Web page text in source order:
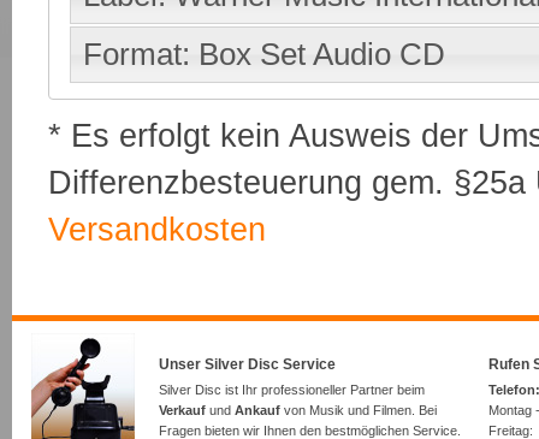
Format: Box Set Audio CD
* Es erfolgt kein Ausweis der
Differenzbesteuerung gem.
Versandkosten
Unser Silver Disc Service
Silver Disc ist Ihr professioneller Partner beim
Verkauf und Ankauf von Musik und Filmen. Bei
Fragen bieten wir Ihnen den bestmöglichen Service.
Rufen
Montag